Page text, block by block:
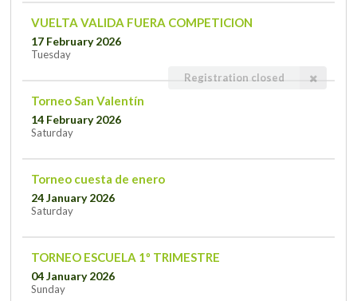
VUELTA VALIDA FUERA COMPETICION
17 February 2026
Tuesday
Registration closed
Torneo San Valentín
14 February 2026
Saturday
Torneo cuesta de enero
24 January 2026
Saturday
TORNEO ESCUELA 1º TRIMESTRE
04 January 2026
Sunday